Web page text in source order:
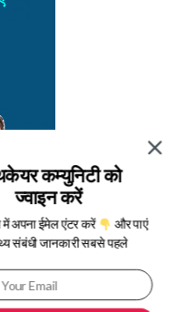
कम्युनिटी को
ज्वाइन करें
में अपना ईमेल एंटर करें और पाएं
संबंधी जानकारी सबसे पहले